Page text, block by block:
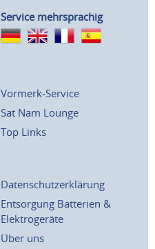
Service mehrsprachig
Vormerk-Service
Sat Nam Lounge
Top Links
Datenschutzerklärung
Entsorgung Batterien &
Elektrogeräte
Über uns